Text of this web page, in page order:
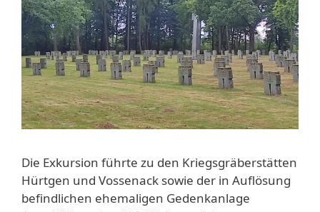
Die Exkursion führte zu den Kriegsgräberstätten
Hürtgen und Vossenack sowie der in Auflösung
befindlichen ehemaligen Gedenkanlage